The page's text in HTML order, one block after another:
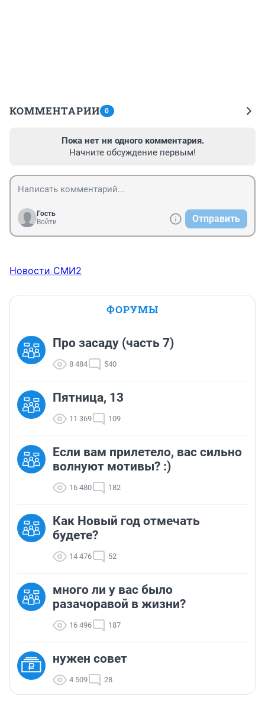
КОММЕНТАРИИ 0
Пока нет ни одного комментария.
Начните обсуждение первым!
Гость
Войти
Отправить
Новости СМИ2
ФОРУМЫ
Про засаду (часть 7)
8 484 540
Пятница, 13
11 369 109
Если вам прилетело, вас сильно
волнуют мотивы? :)
16 480 182
Как Новый год отмечать
будете?
14 476 52
много ли у вас было
разачоравой в жизни?
16 496 187
нужен совет
4 509 28